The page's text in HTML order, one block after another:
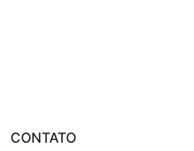
CONTATO